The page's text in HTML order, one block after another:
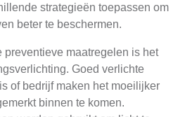
strategieën toepassen om
beter te beschermen.
preventieve maatregelen is het
Goed verlichte
of bedrijf maken het moeilijker
binnen te komen.